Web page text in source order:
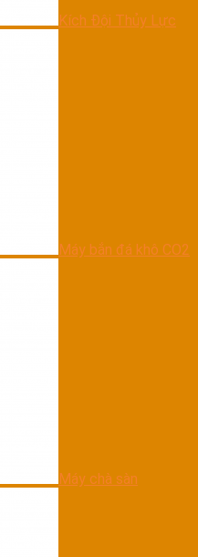
Kích Đội Thủy Lực
Máy bắn đá khô CO2
Máy chà sàn